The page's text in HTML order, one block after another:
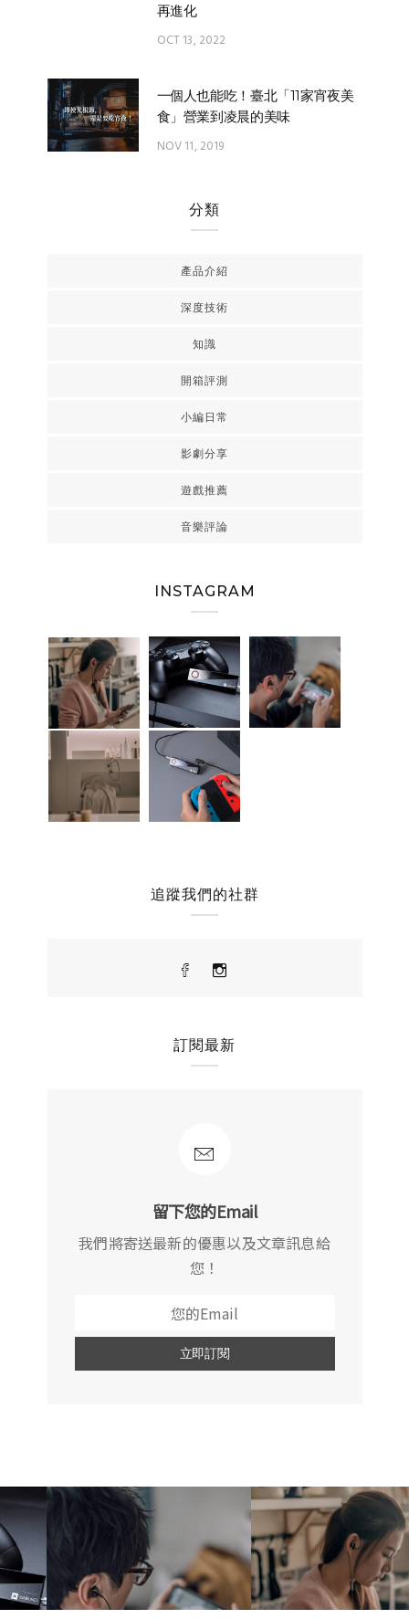
再進化
OCT 13, 2022
一個人也能吃！臺北「11家宵夜美
食」營業到凌晨的美味
NOV 11, 2019
分類
產品介紹
深度技術
知識
開箱評測
小編日常
影劇分享
遊戲推薦
音樂評論
INSTAGRAM
追蹤我們的社群
訂閱最新
留下您的Email
我們將寄送最新的優惠以及文章訊息給
您！